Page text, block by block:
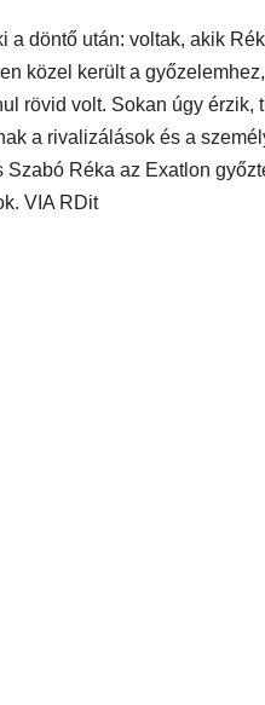
döntő után: voltak, akik
közel került a
rövid volt. Sokan úgy érzik,
a rivalizálások és a
Réka az Exatlon
VIA RDit